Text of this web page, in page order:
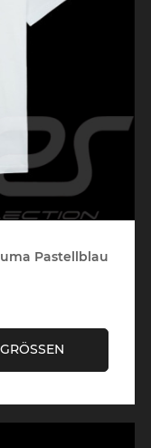
Pastellblau